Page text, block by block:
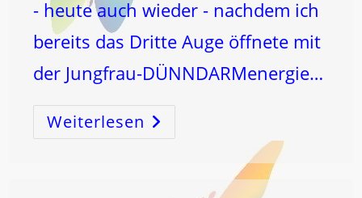
- heute auch wieder - nachdem ich
bereits das Dritte Auge öffnete mit
der Jungfrau-DÜNNDARMenergie…
Weiterlesen DRÜSEN-
FEUER
Zur
TOTALREGENERATION!